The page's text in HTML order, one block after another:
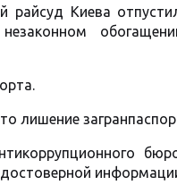
райсуд Киева
лишение